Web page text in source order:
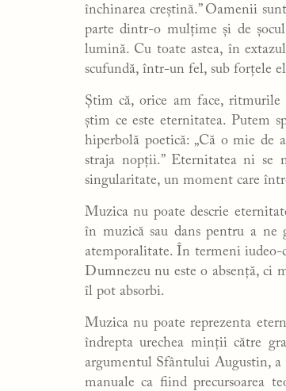
închinarea creștină.” Oamenii
parte dintr-o mulțime și de
lumină. Cu toate astea, în
scufundă, într-un fel, sub forțele
Știm că, orice am face,
știm ce este eternitatea. Putem
hiperbolă poetică: „Că o mie
straja nopții.” Eternitatea ni se
singularitate, un moment care
Muzica nu poate descrie
în muzică sau dans pentru a
atemporalitate. În termeni
Dumnezeu nu este o absență, ci
îl pot absorbi.
Muzica nu poate reprezenta
îndrepta urechea minții către
argumentul Sfântului Augustin,
manuale ca fiind precursoarea